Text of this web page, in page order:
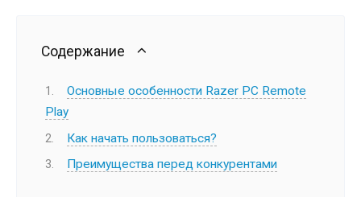
Содержание
Основные особенности Razer PC Remote
Play
Как начать пользоваться?
Преимущества перед конкурентами